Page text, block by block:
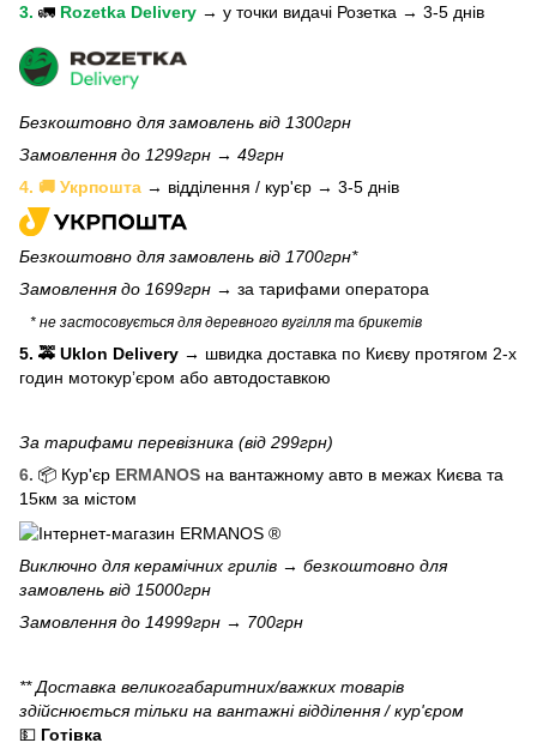
3. 🚛 Rozetka Delivery → у точки видачі Розетка → 3-5 днів
Безкоштовно для замовлень від 1300грн
Замовлення до 1299грн → 49грн
4. 🚚 Укрпошта → відділення / кур'єр → 3-5 днів
Безкоштовно для замовлень від 1700грн*
Замовлення до 1699грн → за тарифами оператора
* не застосовується для деревного вугілля та брикетів
5. 🚕 Uklon Delivery → швидка доставка по Києву протягом 2-х
годин мотокурʼєром або автодоставкою
За тарифами перевізника (від 299грн)
6. 📦 Кур'єр ERMANOS на вантажному авто в межах Києва та
15км за містом
Виключно длякерамічних грилів → безкоштовно для
замовлень від 15000грн
Замовлення до 14999грн → 700грн
** Доставка великогабаритних/важких товарів
здійснюється тільки на вантажні відділення / кур'єром
💵 Готівка